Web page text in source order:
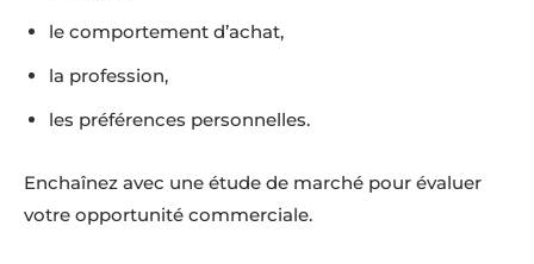
le comportement d’achat,
la profession,
les préférences personnelles.
Enchaînez avec une étude de marché pour évaluer
votre opportunité commerciale.